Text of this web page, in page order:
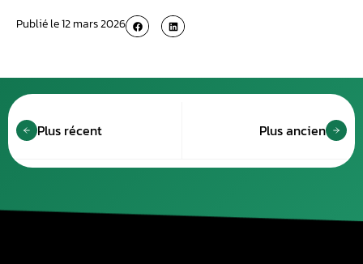
Publié le12 mars 2026
Plus récent Plus ancien